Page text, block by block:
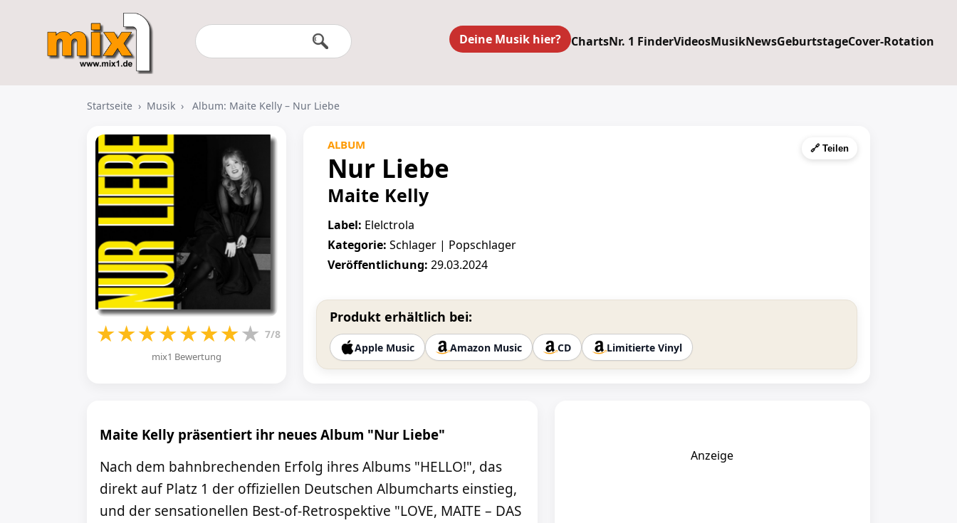
Deine Musik hier? ChartsNr. 1 FinderVideosMusikNewsGeburtstageCover-Rotation
Startseite › Musik › Album: Maite Kelly – Nur Liebe
★★★★★★★★ 7/8
mix1 Bewertung
🔗 Teilen
ALBUM
Nur Liebe
Maite Kelly
Label: Elelctrola
Kategorie: Schlager | Popschlager
Veröffentlichung: 29.03.2024
Produkt erhältlich bei:
Apple Music Amazon Music CD Limitierte Vinyl
Maite Kelly präsentiert ihr neues Album "Nur Liebe"
Nach dem bahnbrechenden Erfolg ihres Albums "HELLO!", das
direkt auf Platz 1 der offiziellen Deutschen Albumcharts einstieg,
und der sensationellen Best-of-Retrospektive "LOVE, MAITE – DAS
Anzeige